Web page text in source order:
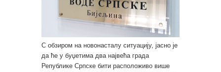
С обзиром на новонасталу ситуацију, јасно је
да ће у буџетима два највећа града
Републике Српске бити расположиво више